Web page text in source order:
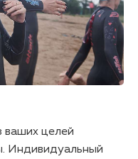
ваших целей
Индивидуальный